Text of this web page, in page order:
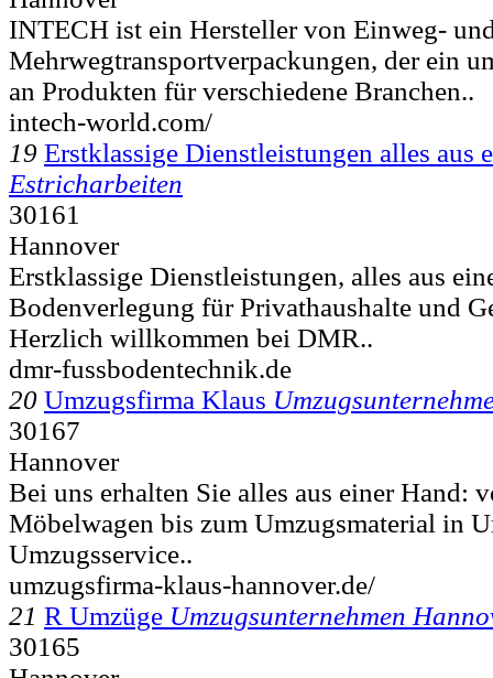
INTECH ist ein Hersteller von Einweg-
Mehrwegtransportverpackungen, der ein
an Produkten für verschiedene Branchen..
intech-world.com/
19 Erstklassige Dienstleistungen alles aus
Estricharbeiten
30161
Hannover
Erstklassige Dienstleistungen, alles aus
Bodenverlegung für Privathaushalte und
Herzlich willkommen bei DMR..
dmr-fussbodentechnik.de
20 Umzugsfirma Klaus
30167
Hannover
Bei uns erhalten Sie alles aus einer Hand:
Möbelwagen bis zum Umzugsmaterial in
Umzugsservice..
umzugsfirma-klaus-hannover.de/
21 R Umzüge Umzugsunternehmen
30165